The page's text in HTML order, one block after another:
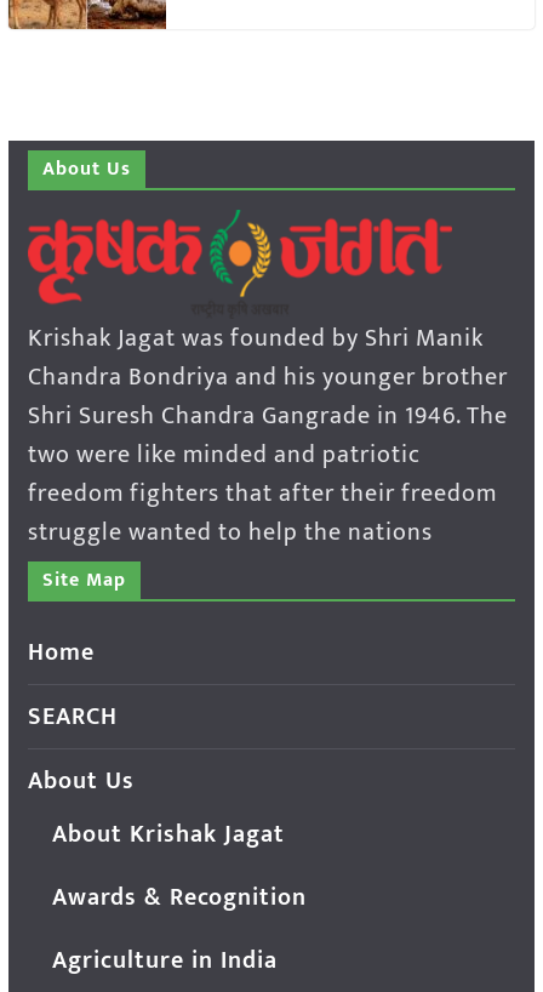
About Us
Krishak Jagat was founded by Shri Manik
Chandra Bondriya and his younger brother
Shri Suresh Chandra Gangrade in 1946. The
two were like minded and patriotic
freedom fighters that after their freedom
struggle wanted to help the nations
Site Map
Home
SEARCH
About Us
About Krishak Jagat
Awards & Recognition
Agriculture in India